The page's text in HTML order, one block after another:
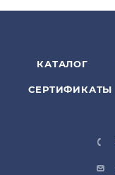
КАТАЛОГ
СЕРТИФИКАТЫ